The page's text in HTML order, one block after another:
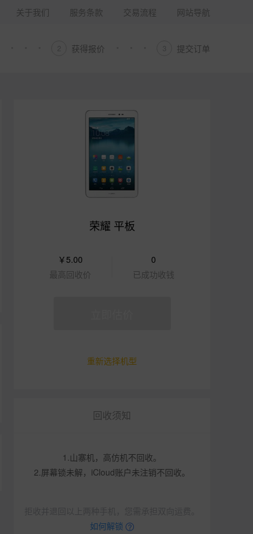
关于我们 服务条款 交易流程 网站导航
获得报价 提交订单
荣耀 平板
￥5.00
最高回收价
0
已成功收钱
重新选择机型
回收须知
1.山寨机，高仿机不回收。
2.屏幕锁未解，iCloud账户未注销不回收。
如何解锁